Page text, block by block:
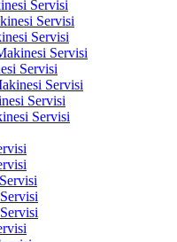
Servisi
Servisi
Servisi
Servisi
Servisi
Servisi
Servisi
Servisi